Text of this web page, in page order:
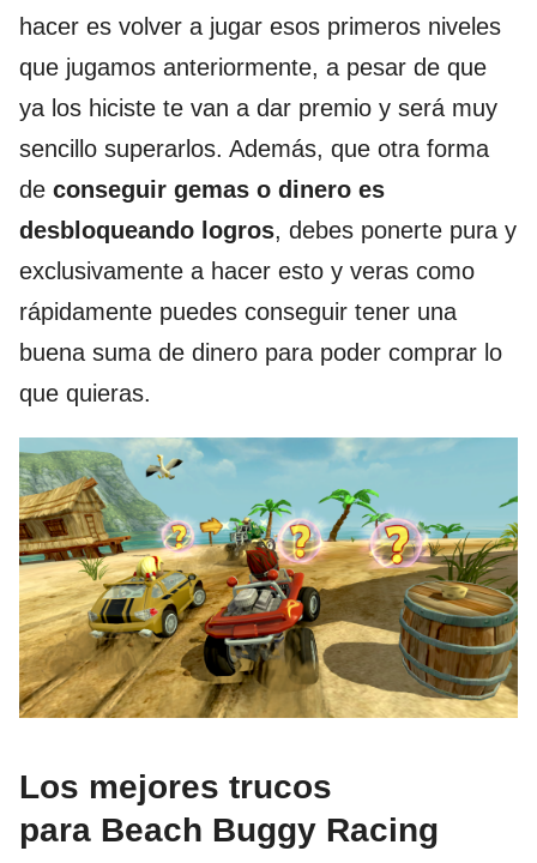
hacer es volver a jugar esos primeros niveles
que jugamos anteriormente, a pesar de que
ya los hiciste te van a dar premio y será muy
sencillo superarlos. Además, que otra forma
de conseguir gemas o dinero es
desbloqueando logros, debes ponerte pura y
exclusivamente a hacer esto y veras como
rápidamente puedes conseguir tener una
buena suma de dinero para poder comprar lo
que quieras.
Los mejores trucos
para Beach Buggy Racing